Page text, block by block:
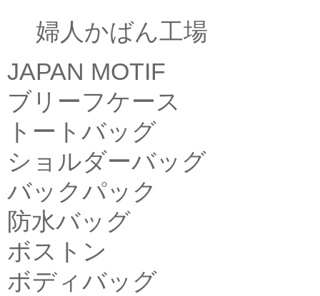
婦人かばん工場
JAPAN MOTIF
ブリーフケース
トートバッグ
ショルダーバッグ
バックパック
防水バッグ
ボストン
ボディバッグ